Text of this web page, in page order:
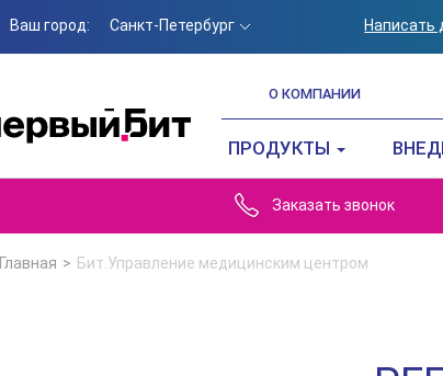
Ваш город: Санкт-Петербург Написать
О КОМПАНИИ
ПРОДУКТЫ
Заказать звонок
Главная Бит.Управление медицинским центром